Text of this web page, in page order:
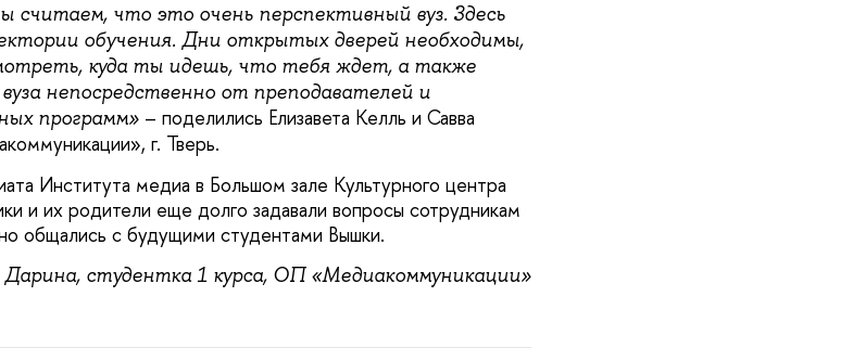
что это очень перспективный вуз. Здесь
обучения. Дни открытых дверей необходимы,
куда ты идешь, что тебя ждет, а также
непосредственно от преподавателей и
программ»– поделились Елизавета Келль и Савва
г. Тверь.
Института медиа в Большом зале Культурного центра
и их родители еще долго задавали вопросы сотрудникам
общались с будущими студентами Вышки.
студентка 1 курса, ОП «Медиакоммуникации»